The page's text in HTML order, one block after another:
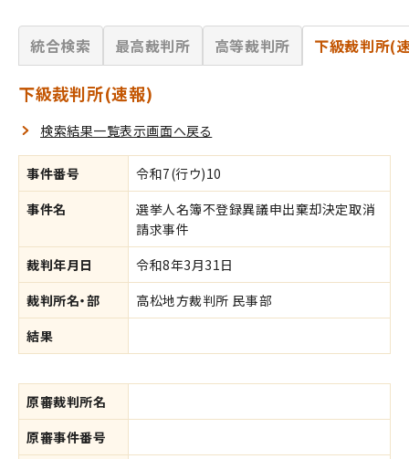
統合検索 最高裁判所 高等裁判所 下級裁判所(
下級裁判所(速報)
検索結果一覧表示画面へ戻る
事件番号
令和7(行ウ)10
事件名
選挙人名簿不登録異議申出棄却決定取消
請求事件
裁判年月日
令和8年3月31日
裁判所名・部
高松地方裁判所 民事部
結果
原審裁判所名
原審事件番号